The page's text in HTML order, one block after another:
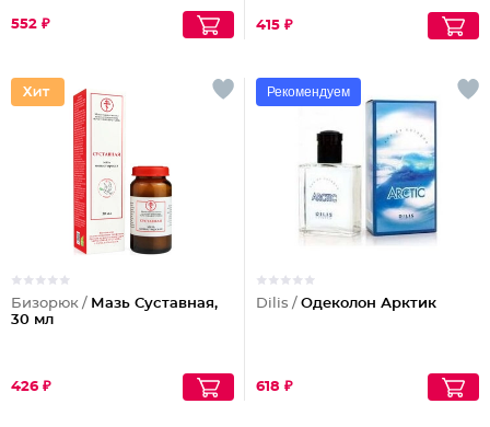
552 ₽
415 ₽
Бизорюк / Мазь Суставная,
30 мл
426 ₽
Рекомендуем
Dilis / Одеколон Арктик
618 ₽